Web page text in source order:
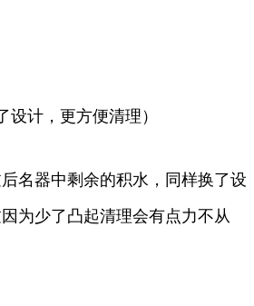
设计，更方便清理）
名器中剩余的积水，同样换了设
为少了凸起清理会有点力不从